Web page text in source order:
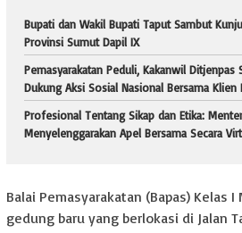
Bupati dan Wakil Bupati Taput Sambut
Provinsi Sumut Dapil IX
Pemasyarakatan Peduli, Kakanwil Ditjenpas
Dukung Aksi Sosial Nasional Bersama Klien
Profesional Tentang Sikap dan Etika:
Menyelenggarakan Apel Bersama Secara
Balai Pemasyarakatan (Bapas) Kelas
gedung baru yang berlokasi di Jalan